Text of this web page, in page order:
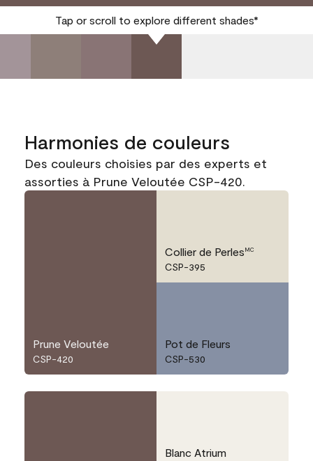
Tap or scroll to explore different shades*
Harmonies de couleurs
Des couleurs choisies par des experts et
assorties à Prune Veloutée CSP-420.
Prune Veloutée
CSP-420
Collier de Perles MC
CSP-395
Pot de Fleurs
CSP-530
Blanc Atrium